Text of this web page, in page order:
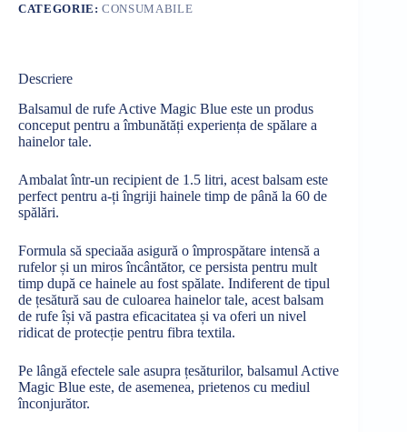
CATEGORIE:CONSUMABILE
Descriere
Balsamul de rufe Active Magic Blue este un produs
conceput pentru aîmbunătăți experiența de spălare a
hainelor tale.
Ambalatîntr-un recipient de 1.5 litri, acest balsam este
perfect pentru a-ți îngriji hainele timp de până la 60 de
spălări.
Formula să speciaăa asigură oîmprospătare intensă a
rufelorși un mirosîncântător, ce persista pentru mult
timp după ce hainele au fost spălate. Indiferent de tipul
de țesătură sau de culoarea hainelor tale, acest balsam
de rufeîși vă pastra eficacitatea și va oferi un nivel
ridicat de protecție pentru fibra textila.
Pe lângă efectele sale asupra țesăturilor, balsamul Active
Magic Blue este, de asemenea, prietenos cu mediul
înconjurător.